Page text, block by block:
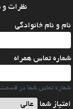
نظرات و
نام و نام خانوادگی
شماره تماس همراه
شماره تماس شما در
امتیاز شما